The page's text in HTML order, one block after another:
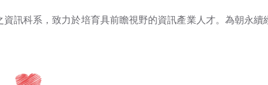
訊科系，致力於培育具前瞻視野的資訊產業人才。為朝永續